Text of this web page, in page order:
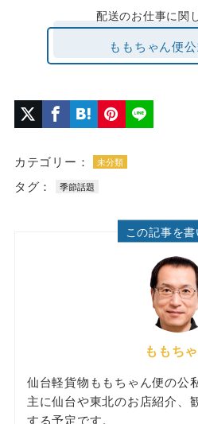
配送のお仕事に関
ももちゃん便
カテゴリー： 未分類
タグ： 季節話題
この記事を書
ももち
仙台軽貨物ももちゃん便の公
主に仙台や東北のお店紹介、
する予定です。